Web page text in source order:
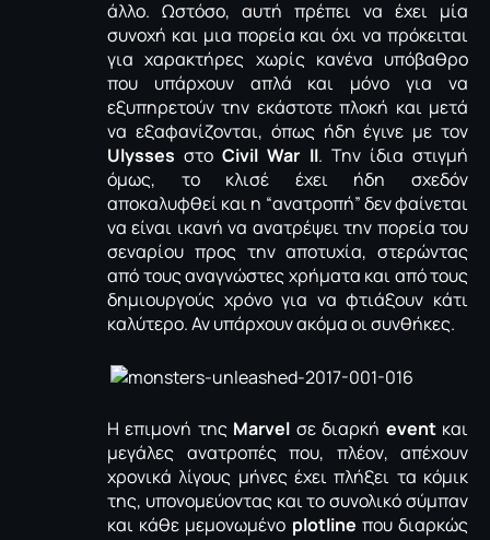
άλλο. Ωστόσο, αυτή πρέπει να έχει μία
συνοχή και μια πορεία και όχι να πρόκειται
για χαρακτήρες χωρίς κανένα υπόβαθρο
που υπάρχουν απλά και μόνο για να
εξυπηρετούν την εκάστοτε πλοκή και μετά
να εξαφανίζονται, όπως ήδη έγινε με τον
Ulysses στοCivil War II. Την ίδια στιγμή
όμως, το κλισέ έχει ήδη σχεδόν
αποκαλυφθεί και η “ανατροπή” δεν φαίνεται
να είναι ικανή να ανατρέψει την πορεία του
σεναρίου προς την αποτυχία, στερώντας
από τους αναγνώστες χρήματα και από τους
δημιουργούς χρόνο για να φτιάξουν κάτι
καλύτερο. Αν υπάρχουν ακόμα οι συνθήκες.
Η επιμονή τηςMarvel σε διαρκή eventκαι
μεγάλες ανατροπές που, πλέον, απέχουν
χρονικά λίγους μήνες έχει πλήξει τα κόμικ
της, υπονομεύοντας και το συνολικό σύμπαν
και κάθε μεμονωμένο plotline που διαρκώς